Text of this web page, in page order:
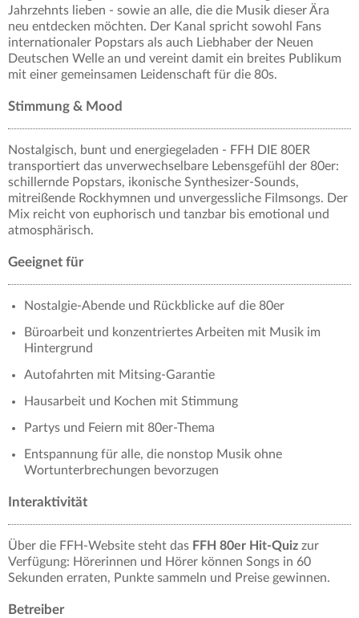
Jahrzehnts lieben - sowie an alle, die die Musik dieser Ära
neu entdecken möchten. Der Kanal spricht sowohl Fans
internationaler Popstars als auch Liebhaber der Neuen
Deutschen Welle an und vereint damit ein breites Publikum
mit einer gemeinsamen Leidenschaft für die 80s.
Stimmung & Mood
Nostalgisch, bunt und energiegeladen - FFH DIE 80ER
transportiert das unverwechselbare Lebensgefühl der 80er:
schillernde Popstars, ikonische Synthesizer-Sounds,
mitreißende Rockhymnen und unvergessliche Filmsongs. Der
Mix reicht von euphorisch und tanzbar bis emotional und
atmosphärisch.
Geeignet für
Nostalgie-Abende und Rückblicke auf die 80er
Büroarbeit und konzentriertes Arbeiten mit Musik im
Hintergrund
Autofahrten mit Mitsing-Garantie
Hausarbeit und Kochen mit Stimmung
Partys und Feiern mit 80er-Thema
Entspannung für alle, die nonstop Musik ohne
Wortunterbrechungen bevorzugen
Interaktivität
Über die FFH-Website steht das FFH 80er Hit-Quiz zur
Verfügung: Hörerinnen und Hörer können Songs in 60
Sekunden erraten, Punkte sammeln und Preise gewinnen.
Betreiber